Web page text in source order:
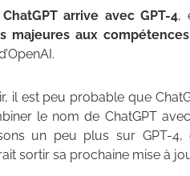
arrive avec GPT-4,
majeures aux
il est peu probable que
le nom de ChatGPT
un peu plus sur GPT-
sortir sa prochaine mise à